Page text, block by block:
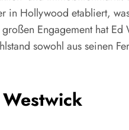
in Hollywood etabliert,
Engagement hat
sowohl aus seinen